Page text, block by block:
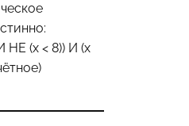
НЕ (x < 8)) И (x